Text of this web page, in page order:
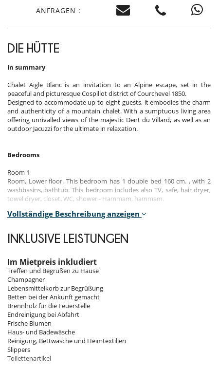
ANFRAGEN :
DIE HÜTTE
In summary
Chalet Aigle Blanc is an invitation to an Alpine escape, set in the
peaceful and picturesque Cospillot district of Courchevel 1850.
Designed to accommodate up to eight guests, it embodies the charm
and authenticity of a mountain chalet. With a sumptuous living area
offering unrivalled views of the majestic Dent du Villard, as well as an
outdoor Jacuzzi for the ultimate in relaxation.
Bedrooms
Room 1
Room, Lower floor. This bedroom has 1 double bed 160 cm. , with 2
washbasins, bathtub. This bedroom includes also TV, safe, hair dryer,
towel dryer, closet, WC, shower - Hammam, hammam.
Room 2
washbasins, shower, jacuzzi bathtub. This bedroom includes also
towel dryer, closet, chest of drawers, WC.
Room 3
Room, Ground level. This bedroom has 2 single bed 90 cm. , with
shower, 1 washbasin. This bedroom includes also towel dryer, closet,
chest of drawers, WC.
Room 4
Room, Ground level. This bedroom has 1 double bed 140 cm. , with 2
washbasins, shower. This bedroom includes also safe, towel dryer,
closet, chest of drawers, WC.
Indoors
Vollständige Beschreibung anzeigen
INKLUSIVE LEISTUNGEN
Im Mietpreis inkludiert
Treffen und Begrüßen zu Hause
Champagner
Lebensmittelkorb zur Begrüßung
Betten bei der Ankunft gemacht
Brennholz für die Feuerstelle
Endreinigung bei Abfahrt
Frische Blumen
Haus- und Badewäsche
Reinigung, Bettwäsche und Heimtextilien
Slippers
Toilettenartikel